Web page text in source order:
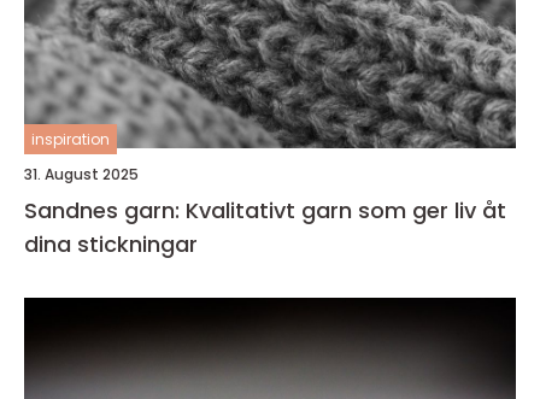
inspiration
31. August 2025
Sandnes garn: Kvalitativt garn som ger liv åt
dina stickningar